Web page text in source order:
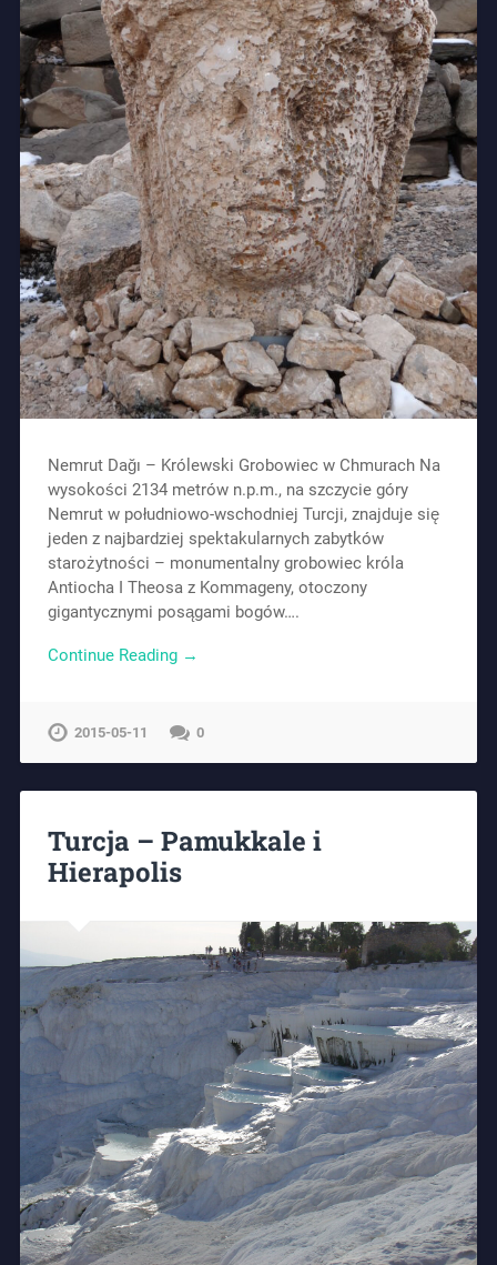
Nemrut Dağı – Królewski Grobowiec w Chmurach Na
wysokości 2134 metrów n.p.m., na szczycie góry
Nemrut w południowo-wschodniej Turcji, znajduje się
jeden z najbardziej spektakularnych zabytków
starożytności – monumentalny grobowiec króla
Antiocha I Theosa z Kommageny, otoczony
gigantycznymi posągami bogów….
Continue Reading →
2015-05-11 0
Turcja – Pamukkale i
Hierapolis